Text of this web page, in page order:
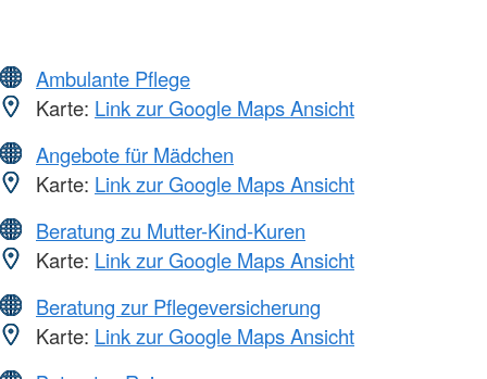
Ambulante Pflege
Karte: Link zur Google Maps Ansicht
Angebote für Mädchen
Karte: Link zur Google Maps Ansicht
Beratung zu Mutter-Kind-Kuren
Karte: Link zur Google Maps Ansicht
Beratung zur Pflegeversicherung
Karte: Link zur Google Maps Ansicht